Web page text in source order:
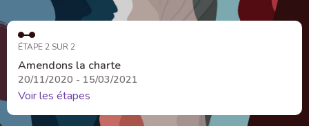
ÉTAPE 2 SUR 2
Amendons la charte
20/11/2020 - 15/03/2021
Voir les étapes